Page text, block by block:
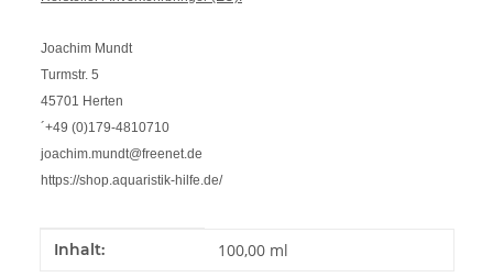
Joachim Mundt
Turmstr. 5
45701 Herten
´+49 (0)179-4810710
joachim.mundt@freenet.de
https://shop.aquaristik-hilfe.de/
Produkteigenschaft
Wert
Inhalt: 100,00 ml